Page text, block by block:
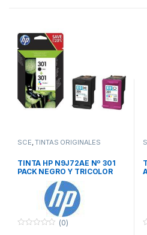
SCE ,TINTAS ORIGINALES
TINTA HP N9J72AE Nº 301
PACK NEGRO Y TRICOLOR
(0)